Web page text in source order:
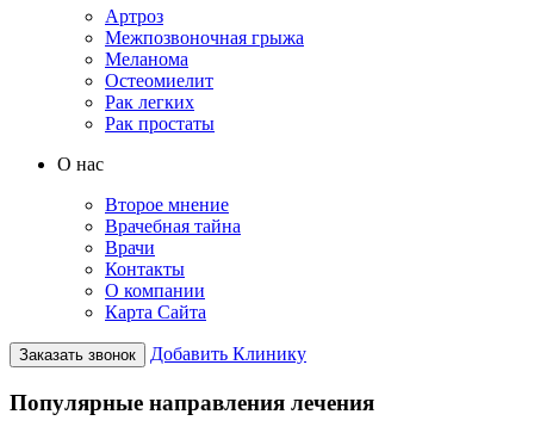
Артроз
Межпозвоночная грыжа
Меланома
Остеомиелит
Рак легких
Рак простаты
О нас
Второе мнение
Врачебная тайна
Врачи
Контакты
О компании
Карта Сайта
Заказать звонок Добавить Клинику
Популярные направления лечения